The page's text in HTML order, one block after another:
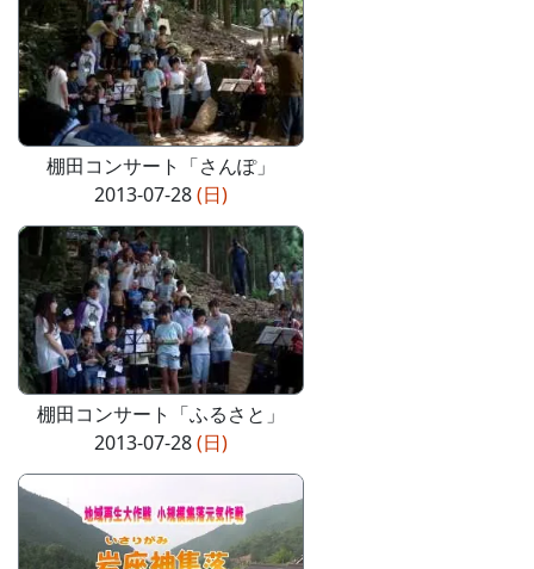
棚田コンサート「さんぽ」
2013-07-28(日)
棚田コンサート「ふるさと」
2013-07-28(日)